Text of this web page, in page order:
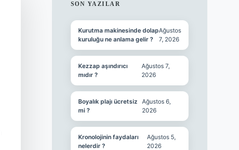
SIDEBAR
SON YAZILAR
Kurutma makinesinde dolap
kuruluğu ne anlama gelir ?
Ağustos
7, 2026
Kezzap aşındırıcı
mıdır ?
Ağustos 7,
2026
Boyalık plajı ücretsiz
mi ?
Ağustos 6,
2026
Kronolojinin faydaları
nelerdir ?
Ağustos 5,
2026